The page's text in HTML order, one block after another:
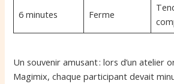
6 minutes Ferme
Un souvenir amusant : lors d’un atelier
Magimix, chaque participant devait